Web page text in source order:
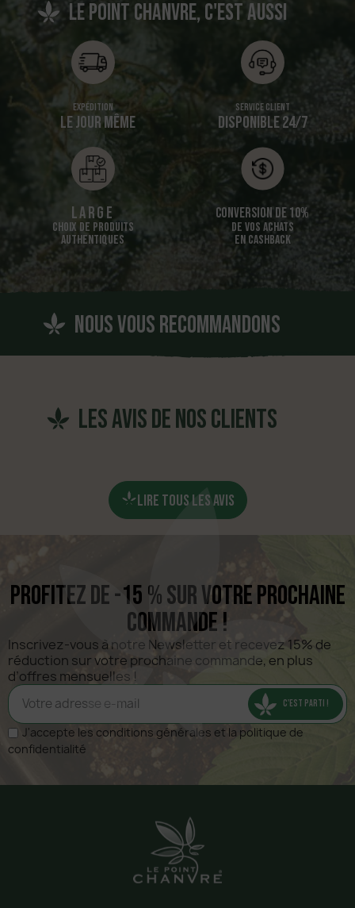
Le point chanvre, c'est aussi
Expédition
LE JOUR MÊME
Service client
DISPONIBLE 24/7
Large
CHOIX DE PRODUITS
AUTHENTIQUES
Conversion de 10%
DE VOS ACHATS
EN CASHBACK
nous vous recommandons
les avis de nos clients
LIRE TOUS LES AVIS
Profitez de -15 % sur votre prochaine
commande !
Inscrivez-vous à notre Newsletter et recevez 15% de
réduction sur votre prochaine commande, en plus
d’offres mensuelles !
C'EST PARTI !
J'accepte les conditions générales et la politique de
confidentialité